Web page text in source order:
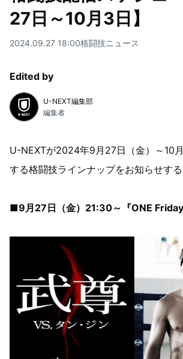
27日～10月3日】
2024.09.27 18:00格闘技ニュース
Edited by
U-NEXT編集部
編集者
U-NEXTが2024年9月27日（金）～10
する格闘技ラインナップをお知らせする
■9月27日（金）21:30～『ONE Friday